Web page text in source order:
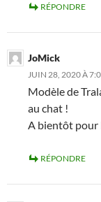
RÉPONDRE
JoMick
JUIN 28, 2020 À
Modèle de
au chat !
A bientôt pour
RÉPONDRE